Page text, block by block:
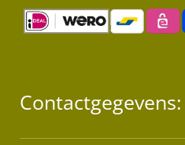
Contactgegevens: